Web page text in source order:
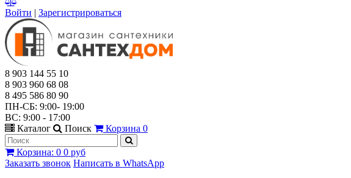
Войти | Зарегистрироваться
8 903 144 55 10
8 903 960 68 08
8 495 586 80 90
ПН-СБ: 9:00- 19:00
ВС: 9:00 - 17:00
Каталог
Поиск Корзина 0
Корзина: 0 0 руб
Заказать звонок Написать в WhatsApp